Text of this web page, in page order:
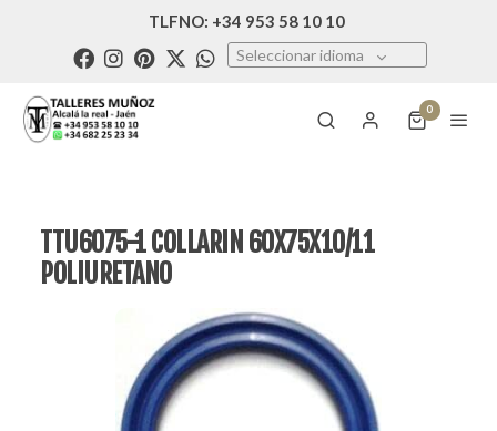
TLFNO: +34 953 58 10 10
Seleccionar idioma
0
TTU6075-1 COLLARIN 60X75X10/11
POLIURETANO